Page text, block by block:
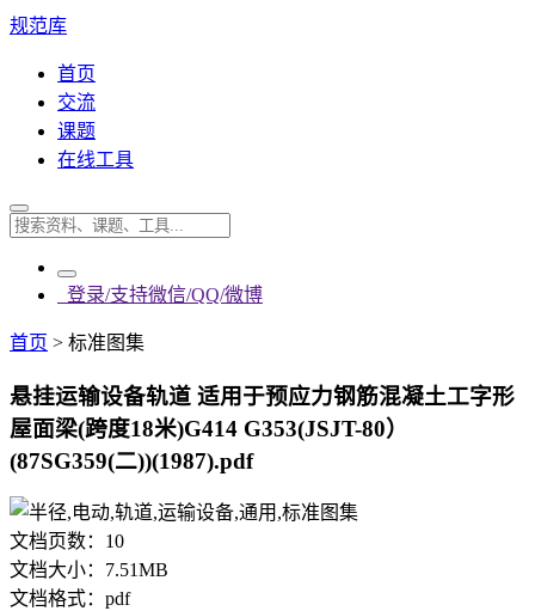
规范库
首页
交流
课题
在线工具
登录/支持微信/QQ/微博
首页 > 标准图集
悬挂运输设备轨道 适用于预应力钢筋混凝土工字形
屋面梁(跨度18米)G414 G353(JSJT-80）
(87SG359(二))(1987).pdf
文档页数： 10
文档大小： 7.51MB
文档格式： pdf